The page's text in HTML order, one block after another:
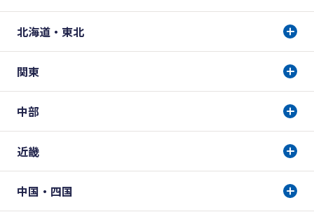
北海道・東北
関東
中部
近畿
中国・四国